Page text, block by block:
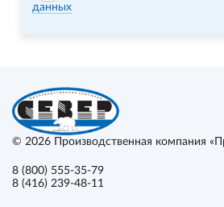
данных
© 2026 Производственная компания
8 (800) 555-35-79
8 (416) 239-48-11